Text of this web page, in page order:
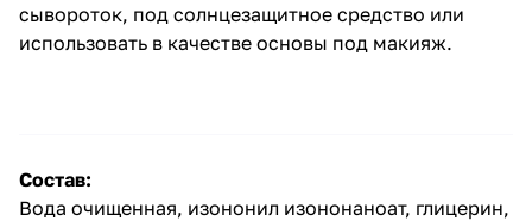
сывороток, под солнцезащитное средство или
использовать в качестве основы под макияж.
Состав:
Вода очищенная, изононил изононаноат, глицерин,